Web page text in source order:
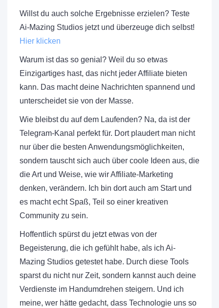
Willst du auch solche Ergebnisse erzielen? Teste
Ai-Mazing Studios jetzt und überzeuge dich selbst!
Hier klicken
Warum ist das so genial? Weil du so etwas
Einzigartiges hast, das nicht jeder Affiliate bieten
kann. Das macht deine Nachrichten spannend und
unterscheidet sie von der Masse.
Wie bleibst du auf dem Laufenden? Na, da ist der
Telegram-Kanal perfekt für. Dort plaudert man nicht
nur über die besten Anwendungsmöglichkeiten,
sondern tauscht sich auch über coole Ideen aus, die
die Art und Weise, wie wir Affiliate-Marketing
denken, verändern. Ich bin dort auch am Start und
es macht echt Spaß, Teil so einer kreativen
Community zu sein.
Hoffentlich spürst du jetzt etwas von der
Begeisterung, die ich gefühlt habe, als ich Ai-
Mazing Studios getestet habe. Durch diese Tools
sparst du nicht nur Zeit, sondern kannst auch deine
Verdienste im Handumdrehen steigern. Und ich
meine, wer hätte gedacht, dass Technologie uns so